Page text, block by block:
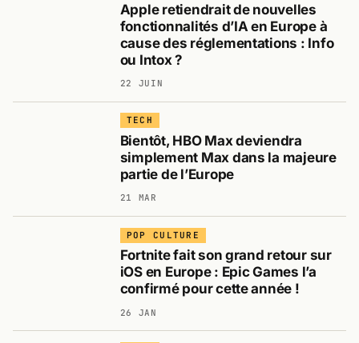
Apple retiendrait de nouvelles
fonctionnalités d’IA en Europe à
cause des réglementations : Info
ou Intox ?
22 JUIN
TECH
Bientôt, HBO Max deviendra
simplement Max dans la majeure
partie de l’Europe
21 MAR
POP CULTURE
Fortnite fait son grand retour sur
iOS en Europe : Epic Games l’a
confirmé pour cette année !
26 JAN